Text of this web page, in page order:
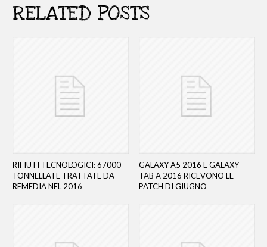
RELATED POSTS
RIFIUTI TECNOLOGICI: 67000
TONNELLATE TRATTATE DA
REMEDIA NEL 2016
GALAXY A5 2016 E GALAXY
TAB A 2016 RICEVONO LE
PATCH DI GIUGNO